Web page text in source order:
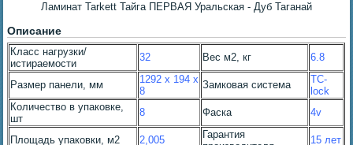
Ламинат Tarkett Тайга ПЕРВАЯ Уральская - Дуб Таганай
Описание
Класс нагрузки/
истираемости
32 Вес м2, кг 6.8
Размер панели, мм
1292 x 194 x
8
Замковая система
TC-
lock
Количество в упаковке,
шт
8 Фаска 4v
Площадь упаковки, м2 2,005
Гарантия
15 лет